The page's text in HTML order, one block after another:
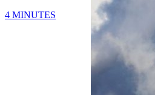
4 MINUTES